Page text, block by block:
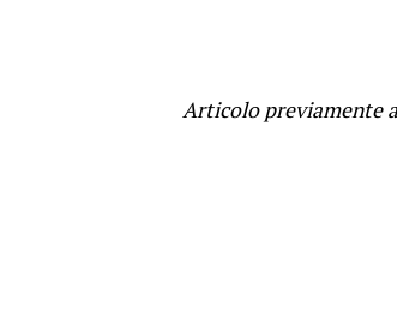
Articolo previamente